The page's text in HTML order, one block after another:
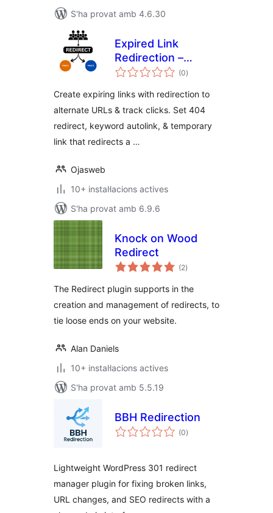
S'ha provat amb 4.6.30
Expired Link
Redirection –
Temporary Link,
Page Redirect, 404
Redirect, Link
Timer
(0puntuacions
totals
)
Create expiring links with redirection to
alternate URLs & track clicks. Set 404
redirect, keyword autolink, & temporary
link that redirects a …
Ojasweb
10+ instal·lacions actives
S'ha provat amb 6.9.6
Knock on Wood
Redirect
(2puntuacions
totals
)
The Redirect plugin supports in the
creation and management of redirects, to
tie loose ends on your website.
Alan Daniels
10+ instal·lacions actives
S'ha provat amb 5.5.19
BBH Redirection
(0puntuacions
totals
)
Lightweight WordPress 301 redirect
manager plugin for fixing broken links,
URL changes, and SEO redirects with a